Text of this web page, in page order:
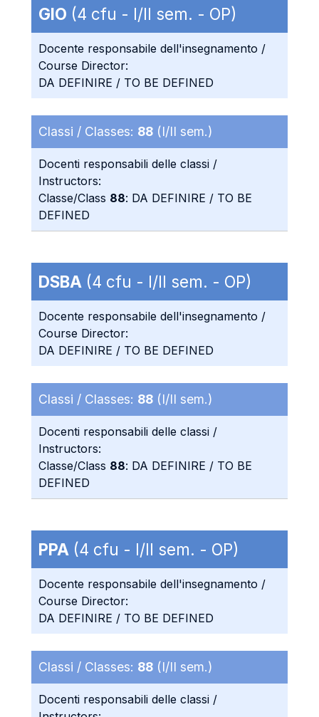
GIO (4 cfu - I/II sem. - OP)
Docente responsabile dell'insegnamento /
Course Director:
DA DEFINIRE / TO BE DEFINED
Classi / Classes: 88 (I/II sem.)
Docenti responsabili delle classi /
Instructors:
Classe/Class 88: DA DEFINIRE / TO BE
DEFINED
DSBA (4 cfu - I/II sem. - OP)
Docente responsabile dell'insegnamento /
Course Director:
DA DEFINIRE / TO BE DEFINED
Classi / Classes: 88 (I/II sem.)
Docenti responsabili delle classi /
Instructors:
Classe/Class 88: DA DEFINIRE / TO BE
DEFINED
PPA (4 cfu - I/II sem. - OP)
Docente responsabile dell'insegnamento /
Course Director:
DA DEFINIRE / TO BE DEFINED
Classi / Classes: 88 (I/II sem.)
Docenti responsabili delle classi /